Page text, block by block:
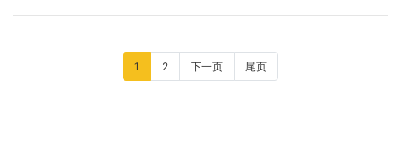
1 2 下一页 尾页